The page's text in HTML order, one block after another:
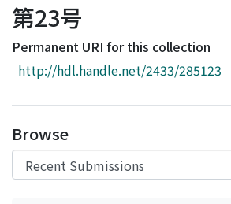
Browse
Download Ranking
Access Statistics
第23号
Permanent URI for this collection
http://hdl.handle.net/2433/285123
Browse